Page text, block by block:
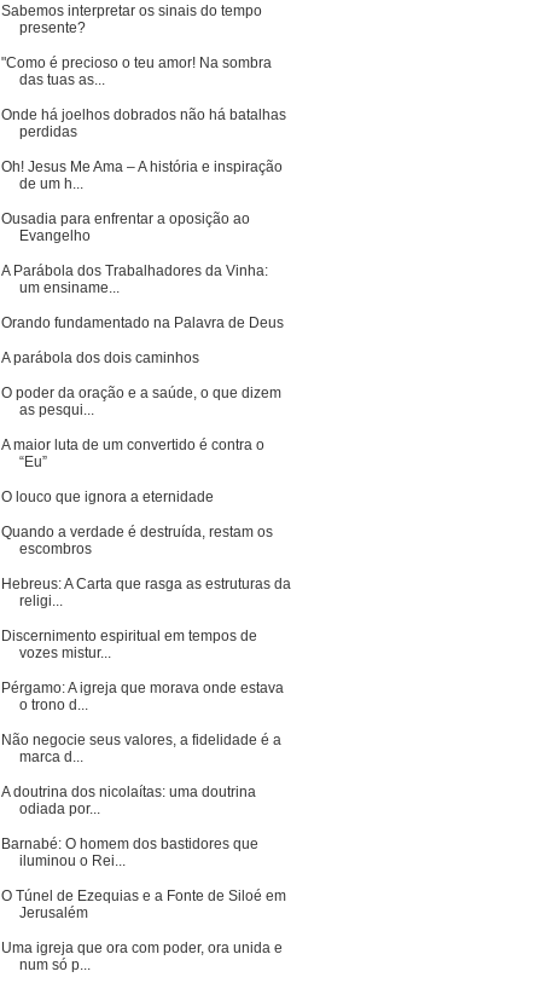
Sabemos interpretar os sinais do tempo
presente?
"Como é precioso o teu amor! Na sombra
das tuas as...
Onde há joelhos dobrados não há batalhas
perdidas
Oh! Jesus Me Ama – A história e inspiração
de um h...
Ousadia para enfrentar a oposição ao
Evangelho
A Parábola dos Trabalhadores da Vinha:
um ensiname...
Orando fundamentado na Palavra de Deus
A parábola dos dois caminhos
O poder da oração e a saúde, o que dizem
as pesqui...
A maior luta de um convertido é contra o
“Eu”
O louco que ignora a eternidade
Quando a verdade é destruída, restam os
escombros
Hebreus: A Carta que rasga as estruturas da
religi...
Discernimento espiritual em tempos de
vozes mistur...
Pérgamo: A igreja que morava onde estava
o trono d...
Não negocie seus valores, a fidelidade é a
marca d...
A doutrina dos nicolaítas: uma doutrina
odiada por...
Barnabé: O homem dos bastidores que
iluminou o Rei...
O Túnel de Ezequias e a Fonte de Siloé em
Jerusalém
Uma igreja que ora com poder, ora unida e
num só p...